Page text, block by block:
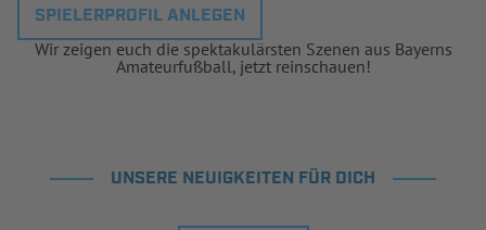
SPIELERPROFIL ANLEGEN
Wir zeigen euch die spektakulärsten Szenen aus Bayerns
Amateurfußball, jetzt reinschauen!
UNSERE NEUIGKEITEN FÜR DICH